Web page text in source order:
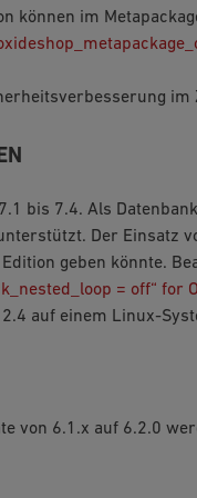
können im
im
bis 7.4. Als
Der Einsatz
geben könnte.
= off“ for
auf einem Linux-
von 6.1.x auf 6.2.0